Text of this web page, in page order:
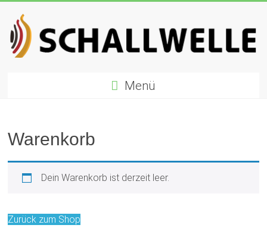
Inhalt
springen
Preis
für
Elektronische
Musik
Menü
Warenkorb
Dein Warenkorb ist derzeit leer.
Zurück zum Shop